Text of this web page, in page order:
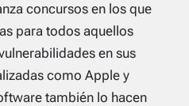
concursos en los que
para todos aquellos
en sus
como Apple y
también lo hacen